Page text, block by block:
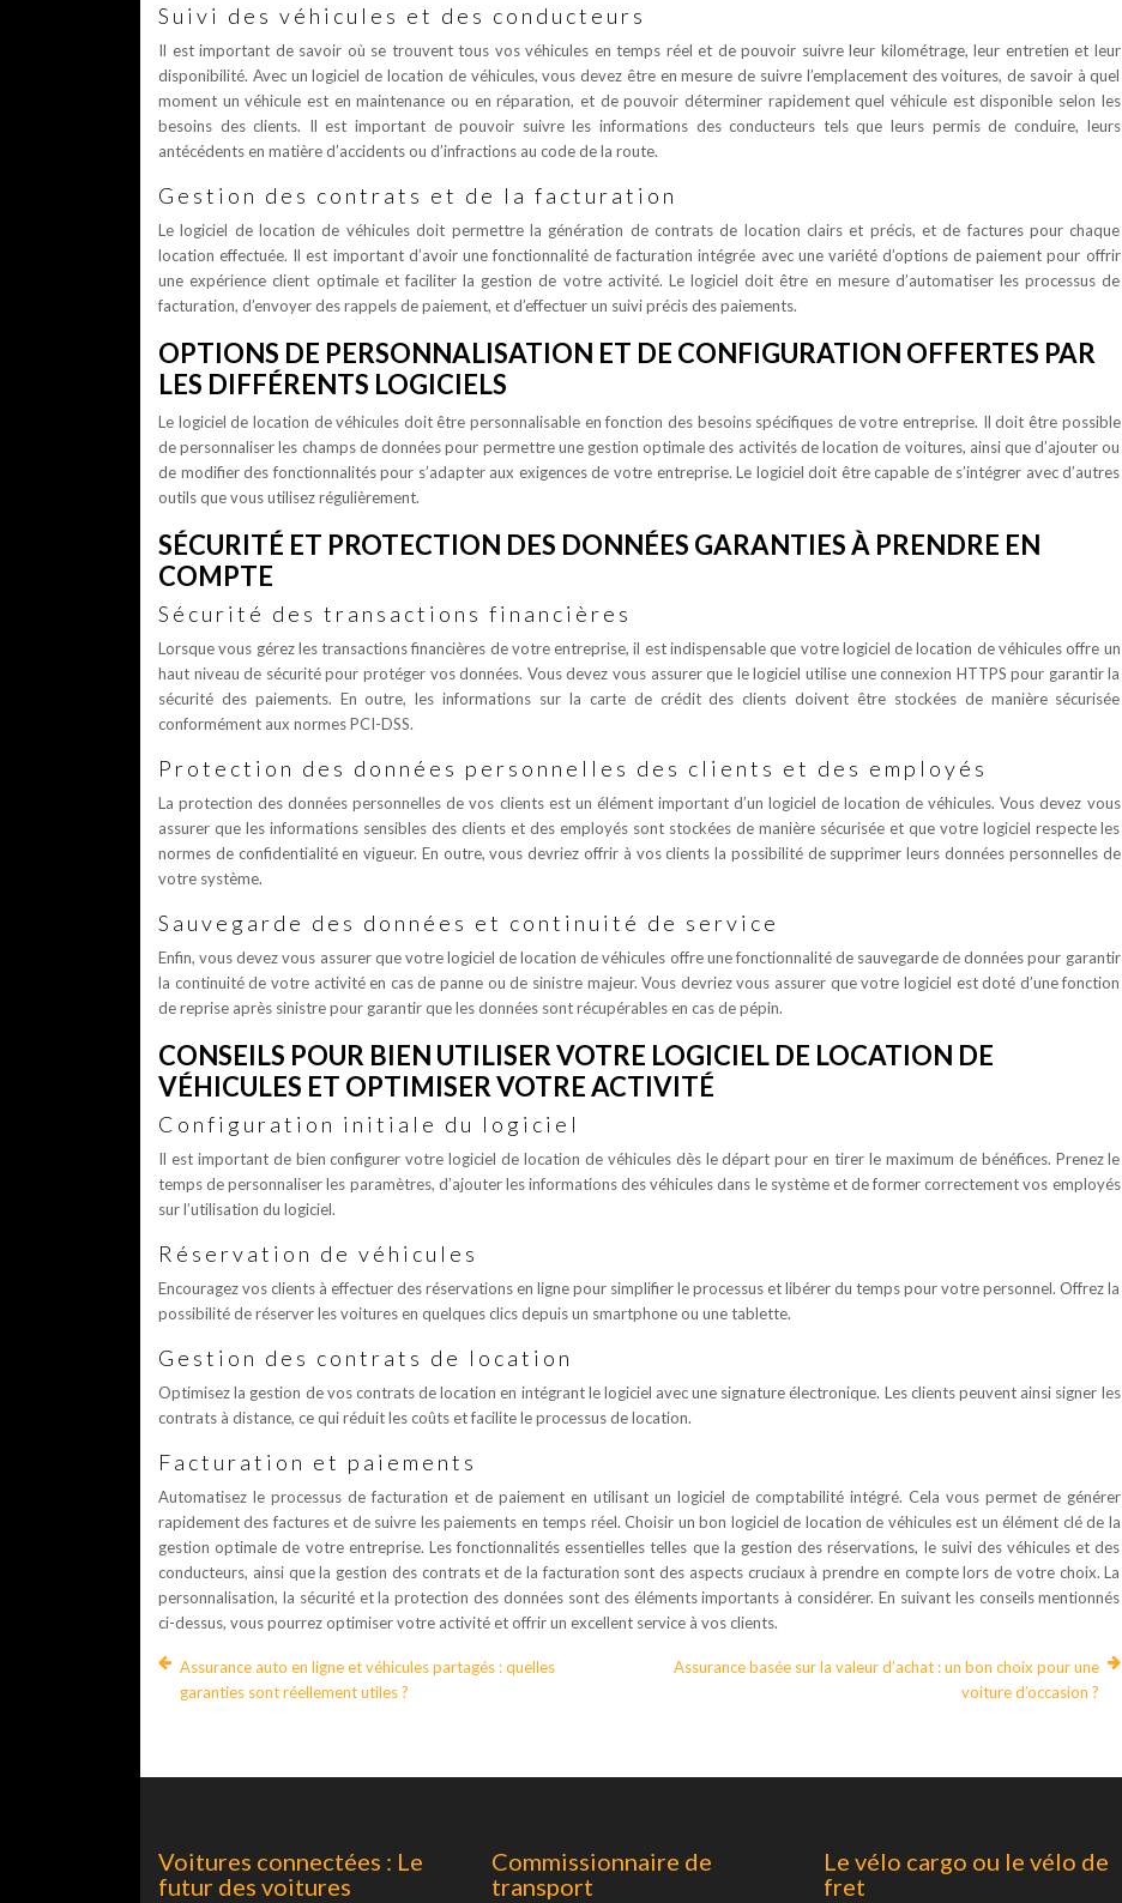
Suivi des véhicules et des conducteurs
Il est important de savoir où se trouvent tous vos véhicules en temps réel et de pouvoir suivre leur kilométrage, leur entretien et leur
disponibilité. Avec un logiciel de location de véhicules, vous devez être en mesure de suivre l’emplacement des voitures, de savoir à quel
moment un véhicule est en maintenance ou en réparation, et de pouvoir déterminer rapidement quel véhicule est disponible selon les
besoins des clients. Il est important de pouvoir suivre les informations des conducteurs tels que leurs permis de conduire, leurs
antécédents en matière d’accidents ou d’infractions au code de la route.
Gestion des contrats et de la facturation
Le logiciel de location de véhicules doit permettre la génération de contrats de location clairs et précis, et de factures pour chaque
location effectuée. Il est important d’avoir une fonctionnalité de facturation intégrée avec une variété d’options de paiement pour offrir
une expérience client optimale et faciliter la gestion de votre activité. Le logiciel doit être en mesure d’automatiser les processus de
facturation, d’envoyer des rappels de paiement, et d’effectuer un suivi précis des paiements.
OPTIONS DE PERSONNALISATION ET DE CONFIGURATION OFFERTES PAR
LES DIFFÉRENTS LOGICIELS
Le logiciel de location de véhicules doit être personnalisable en fonction des besoins spécifiques de votre entreprise. Il doit être possible
de personnaliser les champs de données pour permettre une gestion optimale des activités de location de voitures, ainsi que d’ajouter ou
de modifier des fonctionnalités pour s’adapter aux exigences de votre entreprise. Le logiciel doit être capable de s’intégrer avec d’autres
outils que vous utilisez régulièrement.
SÉCURITÉ ET PROTECTION DES DONNÉES GARANTIES À PRENDRE EN
COMPTE
Sécurité des transactions financières
Lorsque vous gérez les transactions financières de votre entreprise, il est indispensable que votre logiciel de location de véhicules offre un
haut niveau de sécurité pour protéger vos données. Vous devez vous assurer que le logiciel utilise une connexion HTTPS pour garantir la
sécurité des paiements. En outre, les informations sur la carte de crédit des clients doivent être stockées de manière sécurisée
conformément aux normes PCI-DSS.
Protection des données personnelles des clients et des employés
La protection des données personnelles de vos clients est un élément important d’un logiciel de location de véhicules. Vous devez vous
assurer que les informations sensibles des clients et des employés sont stockées de manière sécurisée et que votre logiciel respecte les
normes de confidentialité en vigueur. En outre, vous devriez offrir à vos clients la possibilité de supprimer leurs données personnelles de
votre système.
Sauvegarde des données et continuité de service
Enfin, vous devez vous assurer que votre logiciel de location de véhicules offre une fonctionnalité de sauvegarde de données pour garantir
la continuité de votre activité en cas de panne ou de sinistre majeur. Vous devriez vous assurer que votre logiciel est doté d’une fonction
de reprise après sinistre pour garantir que les données sont récupérables en cas de pépin.
CONSEILS POUR BIEN UTILISER VOTRE LOGICIEL DE LOCATION DE
VÉHICULES ET OPTIMISER VOTRE ACTIVITÉ
Configuration initiale du logiciel
Il est important de bien configurer votre logiciel de location de véhicules dès le départ pour en tirer le maximum de bénéfices. Prenez le
temps de personnaliser les paramètres, d’ajouter les informations des véhicules dans le système et de former correctement vos employés
sur l’utilisation du logiciel.
Réservation de véhicules
Encouragez vos clients à effectuer des réservations en ligne pour simplifier le processus et libérer du temps pour votre personnel. Offrez la
possibilité de réserver les voitures en quelques clics depuis un smartphone ou une tablette.
Gestion des contrats de location
Optimisez la gestion de vos contrats de location en intégrant le logiciel avec une signature électronique. Les clients peuvent ainsi signer les
contrats à distance, ce qui réduit les coûts et facilite le processus de location.
Facturation et paiements
Automatisez le processus de facturation et de paiement en utilisant un logiciel de comptabilité intégré. Cela vous permet de générer
rapidement des factures et de suivre les paiements en temps réel. Choisir un bon logiciel de location de véhicules est un élément clé de la
gestion optimale de votre entreprise. Les fonctionnalités essentielles telles que la gestion des réservations, le suivi des véhicules et des
conducteurs, ainsi que la gestion des contrats et de la facturation sont des aspects cruciaux à prendre en compte lors de votre choix. La
personnalisation, la sécurité et la protection des données sont des éléments importants à considérer. En suivant les conseils mentionnés
ci-dessus, vous pourrez optimiser votre activité et offrir un excellent service à vos clients.
Assurance auto en ligne et véhicules partagés : quelles
garanties sont réellement utiles ?
Assurance basée sur la valeur d’achat : un bon choix pour une
voiture d’occasion ?
Voitures connectées : Le
futur des voitures
Commissionnaire de
transport
Le vélo cargo ou le vélo de
fret